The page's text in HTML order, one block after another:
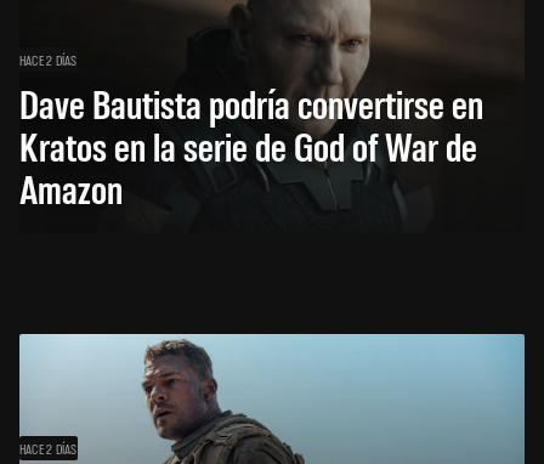
HACE 2 DÍAS
Dave Bautista podría convertirse en
Kratos en la serie de God of War de
Amazon
HACE 2 DÍAS